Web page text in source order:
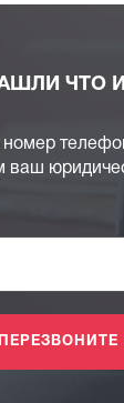
ЧТО
номер
ваш